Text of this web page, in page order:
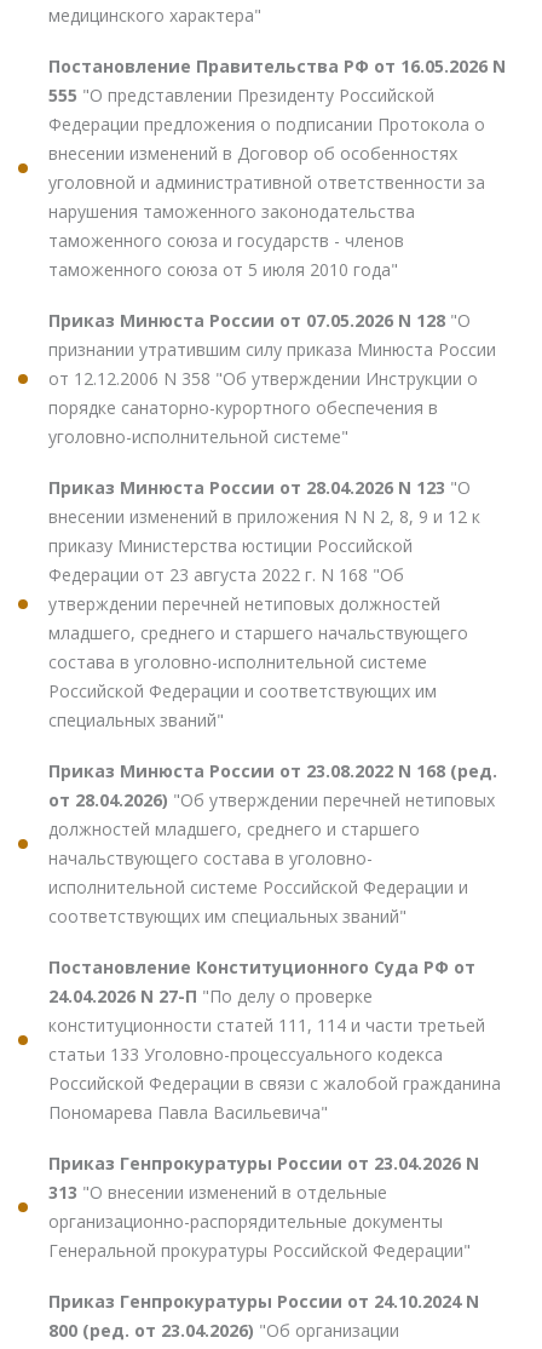
медицинского характера"
Постановление Правительства РФ от 16.05.2026 N
555 "О представлении Президенту Российской
Федерации предложения о подписании Протокола о
внесении изменений в Договор об особенностях
уголовной и административной ответственности за
нарушения таможенного законодательства
таможенного союза и государств - членов
таможенного союза от 5 июля 2010 года"
Приказ Минюста России от 07.05.2026 N 128 "О
признании утратившим силу приказа Минюста России
от 12.12.2006 N 358 "Об утверждении Инструкции о
порядке санаторно-курортного обеспечения в
уголовно-исполнительной системе"
Приказ Минюста России от 28.04.2026 N 123 "О
внесении изменений в приложения N N 2, 8, 9 и 12 к
приказу Министерства юстиции Российской
Федерации от 23 августа 2022 г. N 168 "Об
утверждении перечней нетиповых должностей
младшего, среднего и старшего начальствующего
состава в уголовно-исполнительной системе
Российской Федерации и соответствующих им
специальных званий"
Приказ Минюста России от 23.08.2022 N 168 (ред.
от 28.04.2026) "Об утверждении перечней нетиповых
должностей младшего, среднего и старшего
начальствующего состава в уголовно-
исполнительной системе Российской Федерации и
соответствующих им специальных званий"
Постановление Конституционного Суда РФ от
24.04.2026 N 27-П "По делу о проверке
конституционности статей 111, 114 и части третьей
статьи 133 Уголовно-процессуального кодекса
Российской Федерации в связи с жалобой гражданина
Пономарева Павла Васильевича"
Приказ Генпрокуратуры России от 23.04.2026 N
313 "О внесении изменений в отдельные
организационно-распорядительные документы
Генеральной прокуратуры Российской Федерации"
Приказ Генпрокуратуры России от 24.10.2024 N
800 (ред. от 23.04.2026) "Об организации